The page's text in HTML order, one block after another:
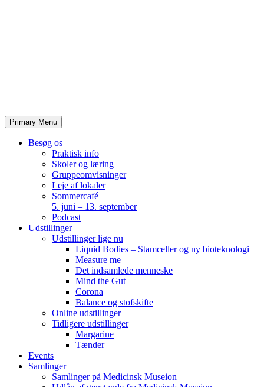
Primary Menu
Besøg os
Praktisk info
Skoler og læring
Gruppeomvisninger
Leje af lokaler
Sommercafé
5. juni – 13. september
Podcast
Udstillinger
Udstillinger lige nu
Liquid Bodies – Stamceller og ny bioteknologi
Measure me
Det indsamlede menneske
Mind the Gut
Corona
Balance og stofskifte
Online udstillinger
Tidligere udstillinger
Margarine
Tænder
Events
Samlinger
Samlinger på Medicinsk Museion